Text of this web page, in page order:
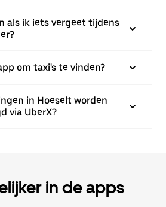
als ik iets vergeet tijdens
om taxi's te vinden?
in Hoeselt worden
via UberX?
in de apps